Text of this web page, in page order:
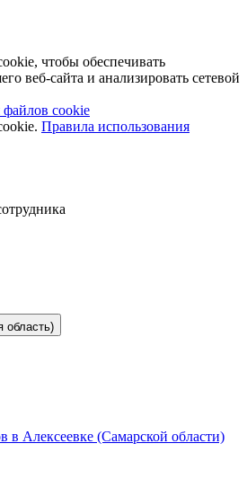
чтобы обеспечивать
веб-сайта и анализировать сетевой
файлов cookie
Правила использования
область)
в Алексеевке (Самарской области)